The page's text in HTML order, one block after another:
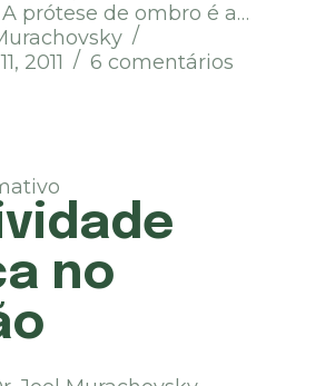
prótese de ombro é a…
2011
6 comentários
no